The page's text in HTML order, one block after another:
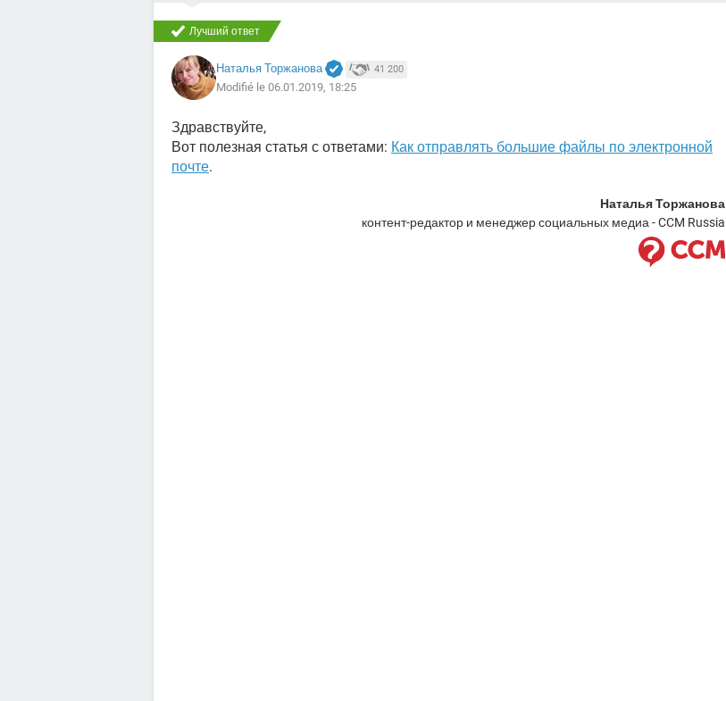
Лучший ответ
Наталья Торжанова 41 200
Modifié le 06.01.2019, 18:25
Здравствуйте,
Вот полезная статья с ответами: Как отправлять большие файлы по электронной
почте.
Наталья Торжанова
контент-редактор и менеджер социальных медиа - CCM Russia